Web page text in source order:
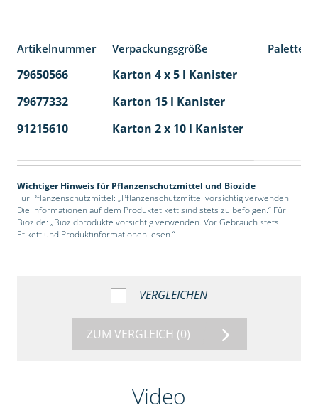
Artikelnummer Verpackungsgröße
79650566 Karton 4 x 5 l Kanister
79677332
Karton 15 l Kanister
91215610
Karton 2 x 10 l Kanister
Wichtiger Hinweis für Pflanzenschutzmittel und Biozide
Für Pflanzenschutzmittel: „Pflanzenschutzmittel vorsichtig verwenden.
Die Informationen auf dem Produktetikett sind stets zu befolgen.“ Für
Biozide: „Biozidprodukte vorsichtig verwenden. Vor Gebrauch stets
Etikett und Produktinformationen lesen.“
VERGLEICHEN
ZUM VERGLEICH (0)
Video